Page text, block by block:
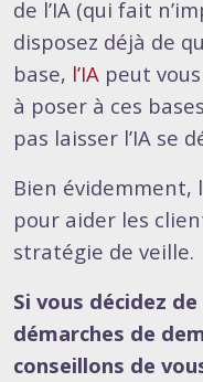
de l’IA (qui fait
disposez déjà de
base, l’IA peut
à poser à ces
pas laisser l’IA se
Bien évidemment,
pour aider les
stratégie de veille.
Si vous décidez
démarches de
conseillons de